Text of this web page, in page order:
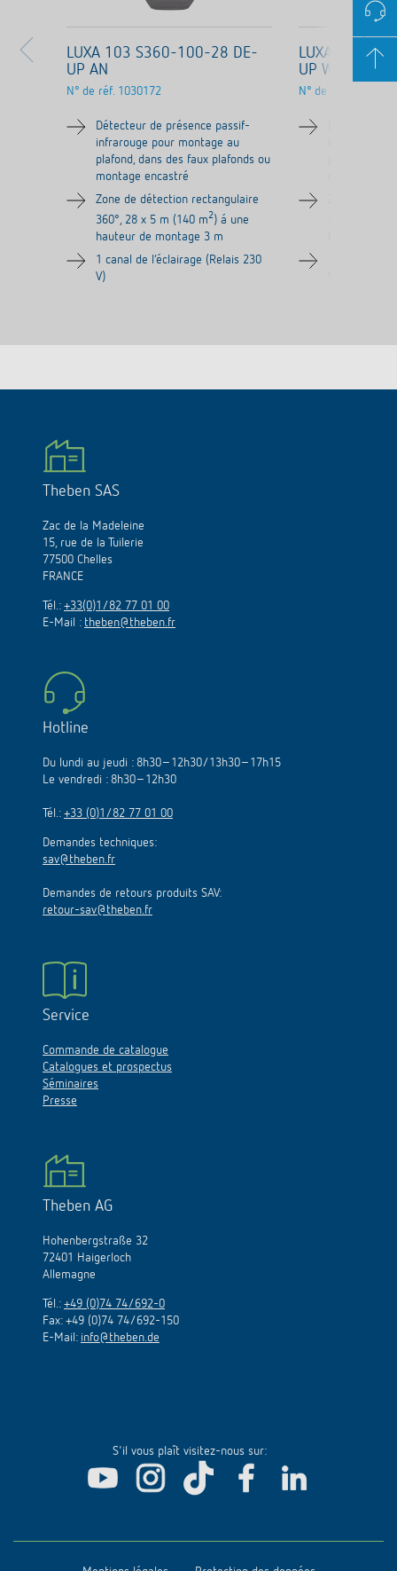
LUXA 103 S360-100-28 DE-
UP AN
N° de réf. 1030172
Détecteur de présence passif-
infrarouge pour montage au
plafond, dans des faux plafonds ou
montage encastré
Zone de détection rectangulaire
360°, 28 x 5 m (140 m2) á une
hauteur de montage 3 m
1 canal de l‘éclairage (Relais 230
V)
LUXA 103
UP WH
N° de réf.
Theben SAS
Zac de la Madeleine
15, rue de la Tuilerie
77500 Chelles
FRANCE
Tél.: +33(0)1/82 77 01 00
E-Mail : theben@theben.fr
Hotline
Du lundi au jeudi : 8h30–12h30/13h30–17h15
Le vendredi : 8h30–12h30
Tél.: +33 (0)1/82 77 01 00
Demandes techniques:
sav@theben.fr
Demandes de retours produits SAV:
retour-sav@theben.fr
Service
Commande de catalogue
Catalogues et prospectus
Séminaires
Presse
Theben AG
Hohenbergstraße 32
72401 Haigerloch
Allemagne
Tél.: +49 (0)74 74/692-0
Fax: +49 (0)74 74/692-150
E-Mail: info@theben.de
S'il vous plaît visitez-nous sur: